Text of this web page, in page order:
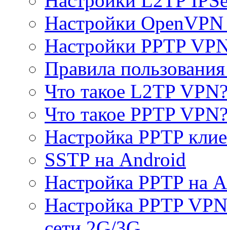
Настройки
Настройки PPTP
Правила
Что такое L2TP
Что такое PPTP
Настройка PPTP
SSTP на Android
Настройка PPTP на
Настройка PPTP